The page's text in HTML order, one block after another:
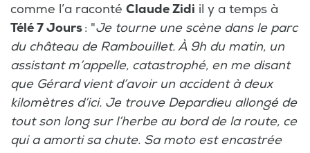
comme l’a raconté Claude Zidi il y a temps à
Télé 7 Jours: "Je tourne une scène dans le parc
du château de Rambouillet. À 9h du matin, un
assistant m’appelle, catastrophé, en me disant
que Gérard vient d’avoir un accident à deux
kilomètres d’ici. Je trouve Depardieu allongé de
tout son long sur l’herbe au bord de la route, ce
qui a amorti sa chute. Sa moto est encastrée